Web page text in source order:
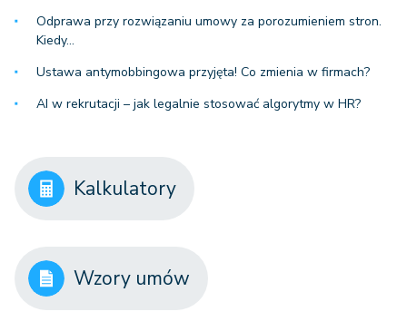
Odprawa przy rozwiązaniu umowy za porozumieniem stron.
Kiedy…
Ustawa antymobbingowa przyjęta! Co zmienia w firmach?
AI w rekrutacji – jak legalnie stosować algorytmy w HR?
Kalkulatory
Wzory umów